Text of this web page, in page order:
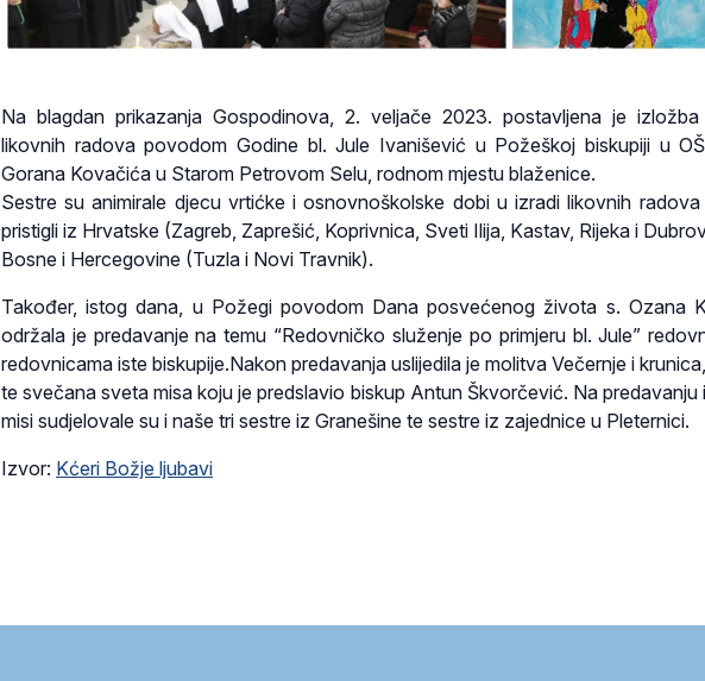
Na blagdan prikazanja Gospodinova, 2. veljače 2023. postavljena je izložba
likovnih radova povodom Godine bl. Jule Ivanišević u Požeškoj biskupiji u
Gorana Kovačića u Starom Petrovom Selu, rodnom mjestu blaženice.
Sestre su animirale djecu vrtićke i osnovnoškolske dobi u izradi likovnih
pristigli iz Hrvatske (Zagreb, Zaprešić, Koprivnica, Sveti Ilija, Kastav, Rijeka i
Bosne i Hercegovine (Tuzla i Novi Travnik).
Također, istog dana, u Požegi povodom Dana posvećenog života s. Ozana
održala je predavanje na temu “Redovničko služenje po primjeru bl. Jule”
redovnicama iste biskupije.Nakon predavanja uslijedila je molitva Večernje i krunica,
te svečana sveta misa koju je predslavio biskup Antun Škvorčević. Na predavanju
misi sudjelovale su i naše tri sestre iz Granešine te sestre iz zajednice u Pleternici.
Izvor: Kćeri Božje ljubavi